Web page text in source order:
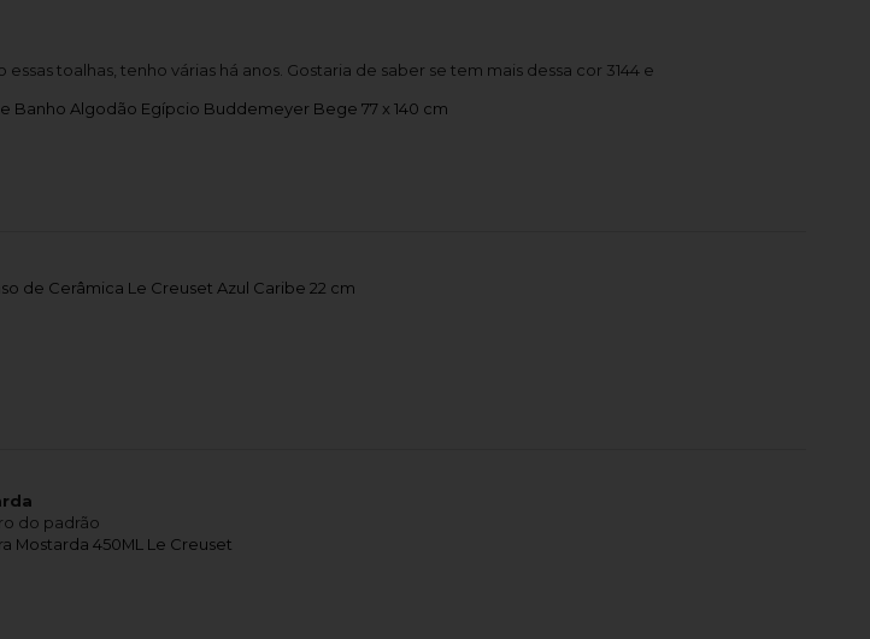
toalhas, tenho várias há anos. Gostaria de saber se tem mais dessa cor 3144 e
Banho Algodão Egípcio Buddemeyer Bege 77 x 140 cm
de Cerâmica Le Creuset Azul Caribe 22 cm
do padrão
Mostarda 450ML Le Creuset